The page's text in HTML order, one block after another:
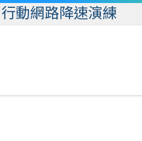
動網路降速演練